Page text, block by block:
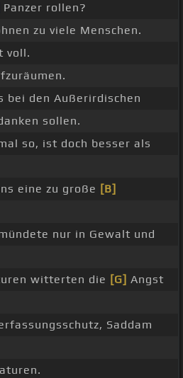
Panzer rollen?
zu viele Menschen.
voll.
bei den Außerirdischen
sollen.
so, ist doch besser als
eine zu große [B]
nur in Gewalt und
witterten die [G] Angst
Saddam